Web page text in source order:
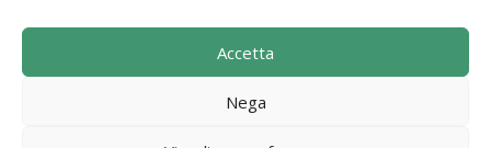
Accetta
Nega
Sito realizzato con i fondi del "Gruppo di Azione
Locale I Sentieri del Buon Vivere s.c. a r.l.".
Programma di Sviluppo Rurale per la Campania
2014-2020. Misura 19 - Sviluppo Locale di tipo